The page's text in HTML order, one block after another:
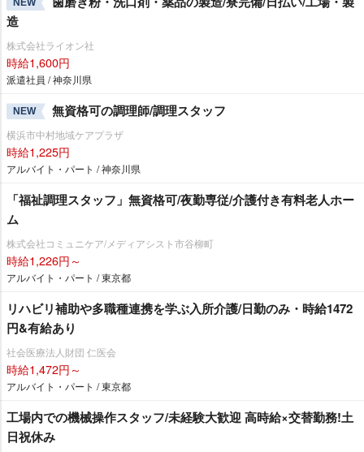
NEW
造
株式会社ライオン社
時給1,600円
派遣社員 / 神奈川県
NEW 無資格可の調理師/調理スタッフ
横浜市中村地域ケアプラザ
時給1,225円
アルバイト・パート / 神奈川県
「福祉調理スタッフ」無資格可/夜勤専従/介護付き有料老人ホー
ム
株式会社コミュニケア/メディアシスト市谷柳町
時給1,226円～
アルバイト・パート / 東京都
リハビリ補助や多職種連携を学ぶ入所介護/日勤のみ・時給1472
円&有給あり
社会医療法人財団 仁医会
時給1,472円～
アルバイト・パート / 東京都
工場内での機械操作スタッフ/未経験大歓迎 高時給×交替勤務!土
日祝休み